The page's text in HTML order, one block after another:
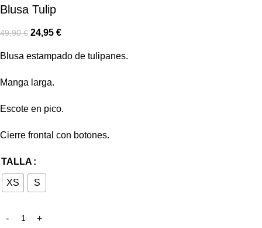
Blusa Tulip
49,90€ 24,95 €
Blusa estampado de tulipanes.
Manga larga.
Escote en pico.
Cierre frontal con botones.
TALLA
XS S